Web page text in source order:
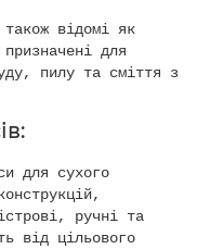
відомі як
для
пилу та сміття з
для сухого
ручні та
від цільового